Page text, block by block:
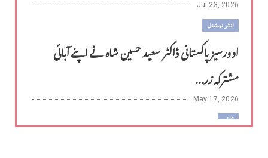
Jul 23, 2026
انٹر نیشنل
اوورسیز پاکستانی ڈاکٹر سعید حسین شاہ نے اپنے آبائی
مشترکہ زر...
May 17, 2026
کالم